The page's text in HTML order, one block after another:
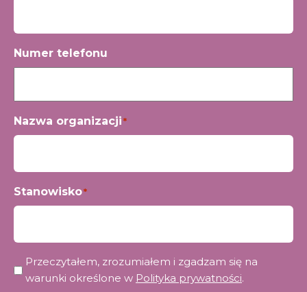
Numer telefonu
Nazwa organizacji*
Stanowisko*
Prywatność*
Przeczytałem, zrozumiałem i zgadzam się na
warunki określone w Polityka prywatności.